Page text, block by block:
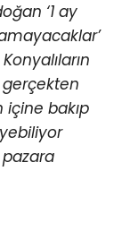
‘1 ay
bakıp